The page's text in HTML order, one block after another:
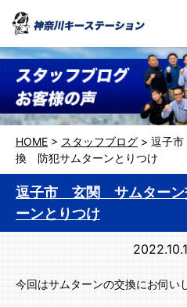
HOME > スタッフブログ > 逗子
換 防犯サムターンとりつけ
逗子市 玄関 サムターン
ーンとりつけ
今回はサムターンの交換にお伺い